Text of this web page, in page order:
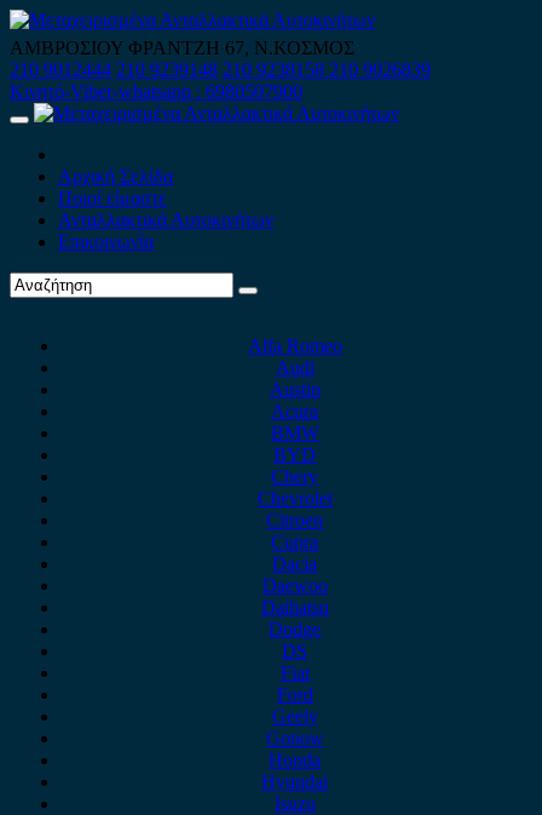
Skip
to
content
ΑΜΒΡΟΣΙΟΥ ΦΡΑΝΤΖΗ 67, Ν.ΚΟΣΜΟΣ
210 9012444 210 9239148 210 9238158 210 9026839
Κινητό-Viber-whatsapp : 6980507900
Primary
Αρχική Σελίδα
Ποιοί είμαστε
Ανταλλακτικά Αυτοκινήτων
Επικοινωνία
Alfa Romeo
Audi
Austin
Acura
BMW
BYD
Chery
Chevrolet
Citroen
Cupra
Dacia
Daewoo
Daihatsu
Dodge
DS
Fiat
Ford
Geely
Gonow
Honda
Hyundai
Isuzu